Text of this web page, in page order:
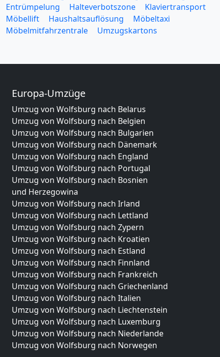
Entrümpelung
Halteverbotszone
Klaviertransport
Möbellift
Haushaltsauflösung
Möbeltaxi
Möbelmitfahrzentrale
Umzugskartons
Europa-Umzüge
Umzug von Wolfsburg nach Belarus
Umzug von Wolfsburg nach Belgien
Umzug von Wolfsburg nach Bulgarien
Umzug von Wolfsburg nach Dänemark
Umzug von Wolfsburg nach England
Umzug von Wolfsburg nach Portugal
Umzug von Wolfsburg nach Bosnien
und Herzegowina
Umzug von Wolfsburg nach Irland
Umzug von Wolfsburg nach Lettland
Umzug von Wolfsburg nach Zypern
Umzug von Wolfsburg nach Kroatien
Umzug von Wolfsburg nach Estland
Umzug von Wolfsburg nach Finnland
Umzug von Wolfsburg nach Frankreich
Umzug von Wolfsburg nach Griechenland
Umzug von Wolfsburg nach Italien
Umzug von Wolfsburg nach Liechtenstein
Umzug von Wolfsburg nach Luxemburg
Umzug von Wolfsburg nach Niederlande
Umzug von Wolfsburg nach Norwegen